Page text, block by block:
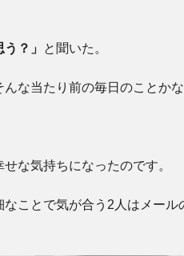
？」 と聞いた。
な当たり前の毎日のことかな
な気持ちになったのです。
ことで気が合う2人はメール